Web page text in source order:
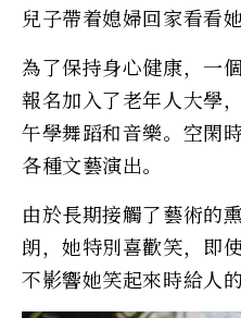
兒子帶着媳婦回家看看她
為了保持身心健康，一
報名加入了老年人大學
午學舞蹈和音樂。空閑
各種文藝演出。
由於長期接觸了藝術的
朗，她特別喜歡笑，即
不影響她笑起來時給人